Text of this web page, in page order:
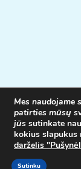
© 2025
Mes naudojame
patirties mūsų
jūs sutinkate
kokius slapukus
darželis
Sutinku